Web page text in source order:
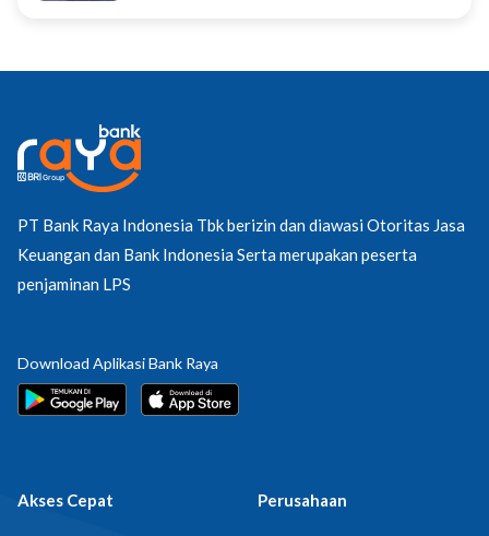
PT Bank Raya Indonesia Tbk berizin dan diawasi Otoritas Jasa
Keuangan dan Bank Indonesia Serta merupakan peserta
penjaminan LPS
Download Aplikasi Bank Raya
Akses Cepat Perusahaan